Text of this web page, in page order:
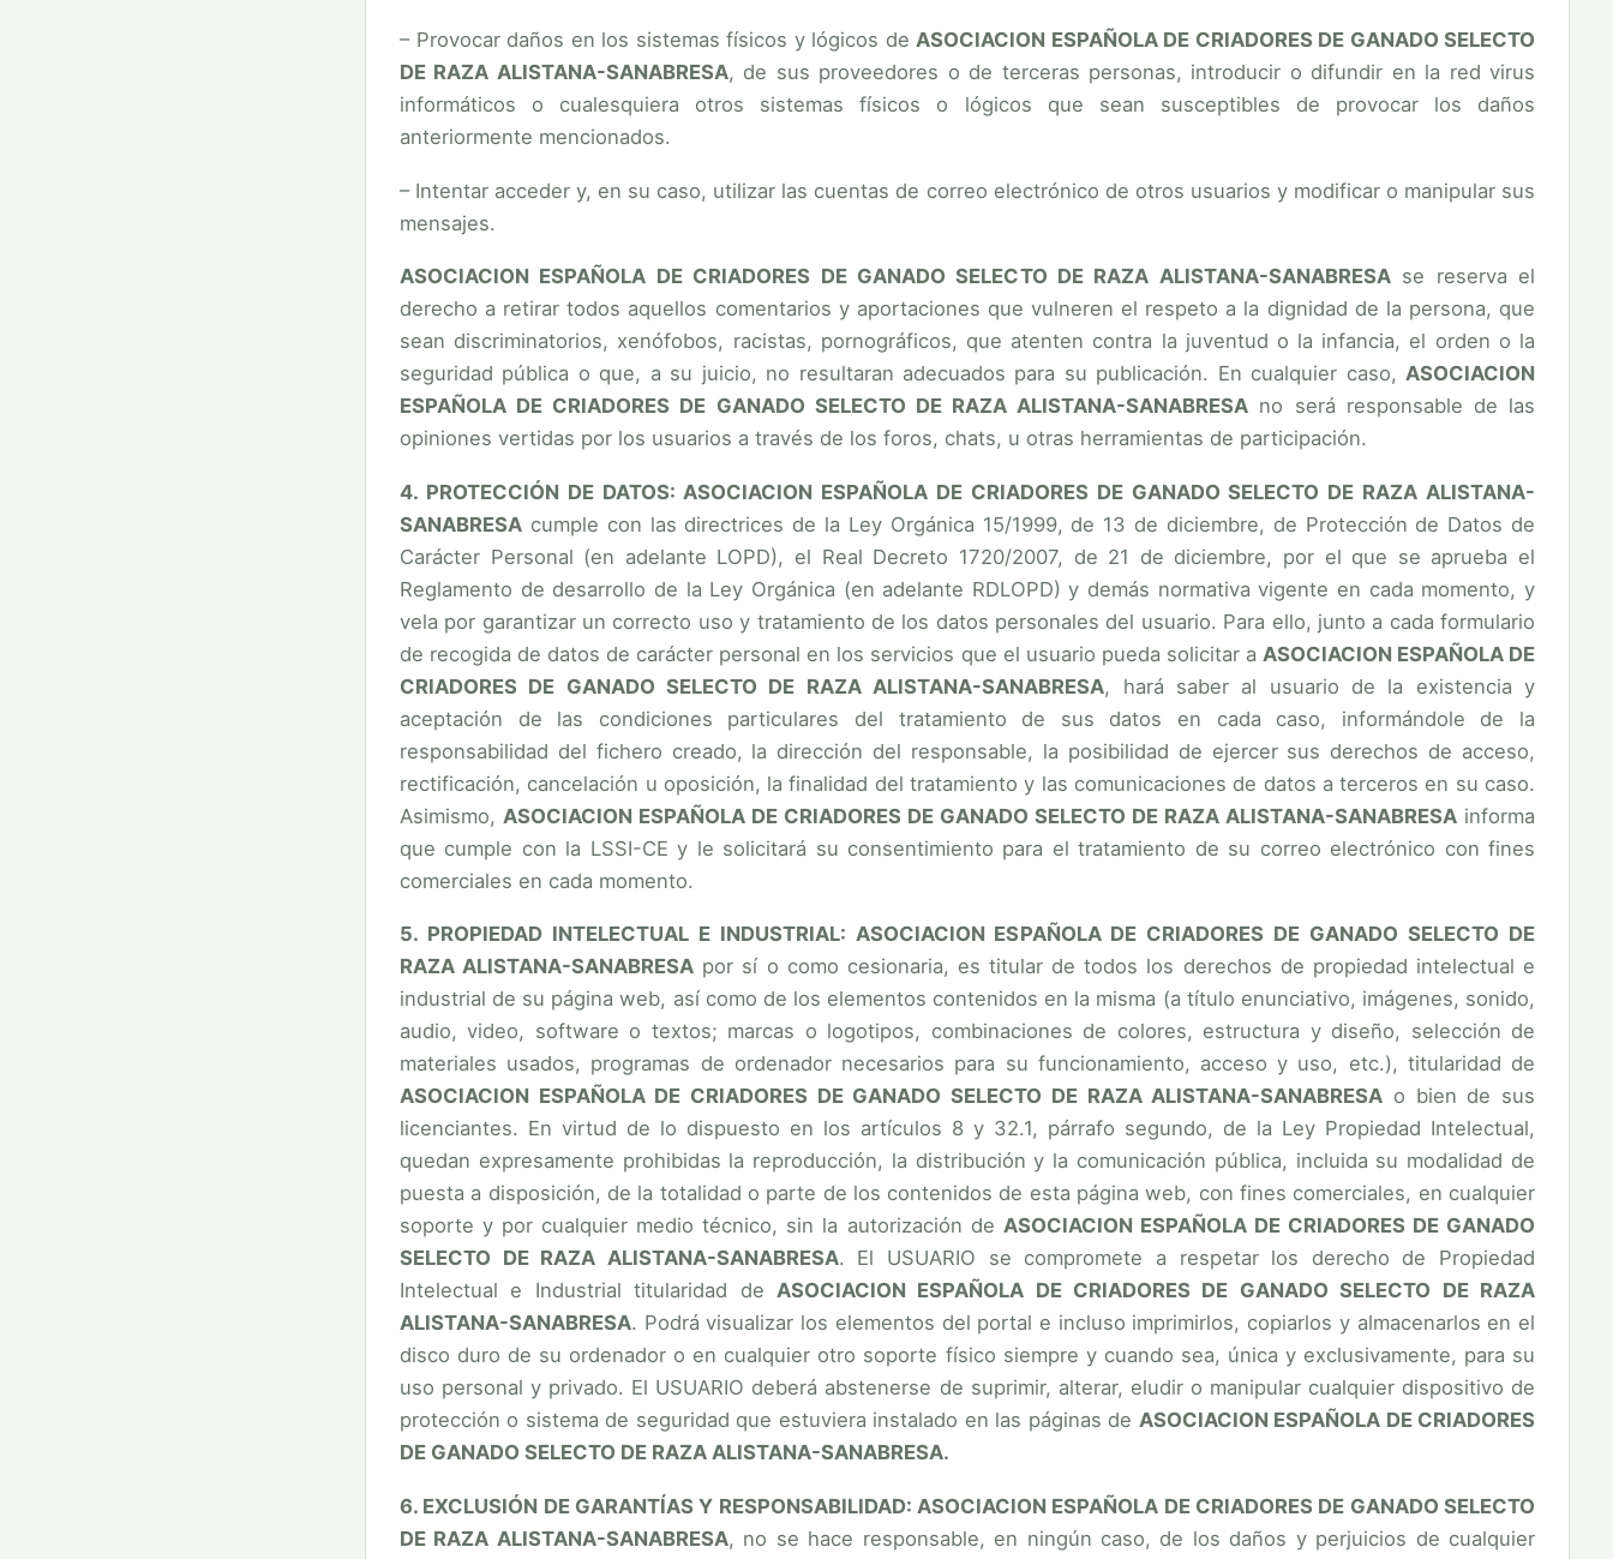
– Provocar daños en los sistemas físicos y lógicos de ASOCIACION ESPAÑOLA DE CRIADORES DE GANADO SELECTO
DE RAZA ALISTANA-SANABRESA, de sus proveedores o de terceras personas, introducir o difundir en la red virus
informáticos o cualesquiera otros sistemas físicos o lógicos que sean susceptibles de provocar los daños
anteriormente mencionados.
– Intentar acceder y, en su caso, utilizar las cuentas de correo electrónico de otros usuarios y modificar o manipular sus
mensajes.
ASOCIACION ESPAÑOLA DE CRIADORES DE GANADO SELECTO DE RAZA ALISTANA-SANABRESAse reserva el
derecho a retirar todos aquellos comentarios y aportaciones que vulneren el respeto a la dignidad de la persona, que
sean discriminatorios, xenófobos, racistas, pornográficos, que atenten contra la juventud o la infancia, el orden o la
seguridad pública o que, a su juicio, no resultaran adecuados para su publicación. En cualquier caso, ASOCIACION
ESPAÑOLA DE CRIADORES DE GANADO SELECTO DE RAZA ALISTANA-SANABRESA no será responsable de las
opiniones vertidas por los usuarios a través de los foros, chats, u otras herramientas de participación.
4. PROTECCIÓN DE DATOS: ASOCIACION ESPAÑOLA DE CRIADORES DE GANADO SELECTO DE RAZA ALISTANA-
SANABRESA cumple con las directrices de la Ley Orgánica 15/1999, de 13 de diciembre, de Protección de Datos de
Carácter Personal (en adelante LOPD), el Real Decreto 1720/2007, de 21 de diciembre, por el que se aprueba el
Reglamento de desarrollo de la Ley Orgánica (en adelante RDLOPD) y demás normativa vigente en cada momento, y
vela por garantizar un correcto uso y tratamiento de los datos personales del usuario. Para ello, junto a cada formulario
de recogida de datos de carácter personal en los servicios que el usuario pueda solicitar a ASOCIACION ESPAÑOLA DE
CRIADORES DE GANADO SELECTO DE RAZA ALISTANA-SANABRESA, hará saber al usuario de la existencia y
aceptación de las condiciones particulares del tratamiento de sus datos en cada caso, informándole de la
responsabilidad del fichero creado, la dirección del responsable, la posibilidad de ejercer sus derechos de acceso,
rectificación, cancelación u oposición, la finalidad del tratamiento y las comunicaciones de datos a terceros en su caso.
Asimismo, ASOCIACION ESPAÑOLA DE CRIADORES DE GANADO SELECTO DE RAZA ALISTANA-SANABRESA informa
que cumple con la LSSI-CE y le solicitará su consentimiento para el tratamiento de su correo electrónico con fines
comerciales en cada momento.
5. PROPIEDAD INTELECTUAL E INDUSTRIAL: ASOCIACION ESPAÑOLA DE CRIADORES DE GANADO SELECTO DE
RAZA ALISTANA-SANABRESA por sí o como cesionaria, es titular de todos los derechos de propiedad intelectual e
industrial de su página web, así como de los elementos contenidos en la misma (a título enunciativo, imágenes, sonido,
audio, video, software o textos; marcas o logotipos, combinaciones de colores, estructura y diseño, selección de
materiales usados, programas de ordenador necesarios para su funcionamiento, acceso y uso, etc.), titularidad de
ASOCIACION ESPAÑOLA DE CRIADORES DE GANADO SELECTO DE RAZA ALISTANA-SANABRESA o bien de sus
licenciantes. En virtud de lo dispuesto en los artículos 8 y 32.1, párrafo segundo, de la Ley Propiedad Intelectual,
quedan expresamente prohibidas la reproducción, la distribución y la comunicación pública, incluida su modalidad de
puesta a disposición, de la totalidad o parte de los contenidos de esta página web, con fines comerciales, en cualquier
soporte y por cualquier medio técnico, sin la autorización de ASOCIACION ESPAÑOLA DE CRIADORES DE GANADO
SELECTO DE RAZA ALISTANA-SANABRESA. El USUARIO se compromete a respetar los derecho de Propiedad
Intelectual e Industrial titularidad de ASOCIACION ESPAÑOLA DE CRIADORES DE GANADO SELECTO DE RAZA
ALISTANA-SANABRESA. Podrá visualizar los elementos del portal e incluso imprimirlos, copiarlos y almacenarlos en el
disco duro de su ordenador o en cualquier otro soporte físico siempre y cuando sea, única y exclusivamente, para su
uso personal y privado. El USUARIO deberá abstenerse de suprimir, alterar, eludir o manipular cualquier dispositivo de
protección o sistema de seguridad que estuviera instalado en las páginas de ASOCIACION ESPAÑOLA DE CRIADORES
DE GANADO SELECTO DE RAZA ALISTANA-SANABRESA.
6. EXCLUSIÓN DE GARANTÍAS Y RESPONSABILIDAD: ASOCIACION ESPAÑOLA DE CRIADORES DE GANADO SELECTO
DE RAZA ALISTANA-SANABRESA, no se hace responsable, en ningún caso, de los daños y perjuicios de cualquier